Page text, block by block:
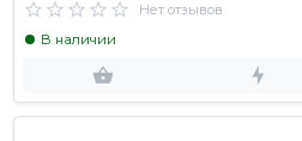
Нет отзывов
В наличии